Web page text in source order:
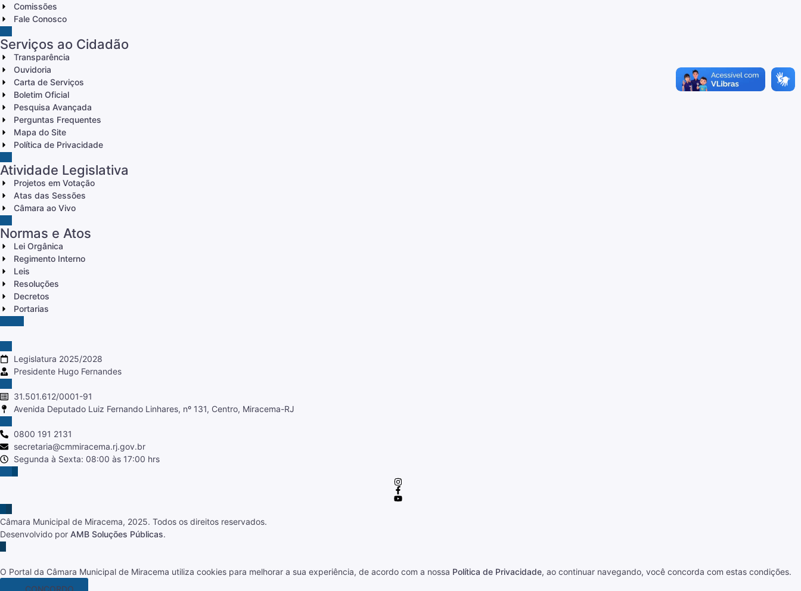
Comissões
Fale Conosco
Serviços ao Cidadão
Transparência
Ouvidoria
Carta de Serviços
Boletim Oficial
Pesquisa Avançada
Perguntas Frequentes
Mapa do Site
Política de Privacidade
Atividade Legislativa
Projetos em Votação
Atas das Sessões
Câmara ao Vivo
Normas e Atos
Lei Orgânica
Regimento Interno
Leis
Resoluções
Decretos
Portarias
Legislatura 2025/2028
Presidente Hugo Fernandes
31.501.612/0001-91
Avenida Deputado Luiz Fernando Linhares, nº 131, Centro, Miracema-RJ
0800 191 2131
secretaria@cmmiracema.rj.gov.br
Segunda à Sexta: 08:00 às 17:00 hrs
Câmara Municipal de Miracema, 2025. Todos os direitos reservados.
Desenvolvido por AMB Soluções Públicas.
O Portal da Câmara Municipal de Miracema utiliza cookies para melhorar a sua experiência, de acordo com a nossa Política de Privacidade, ao continuar navegando, você concorda com estas condições.
CONCORDO